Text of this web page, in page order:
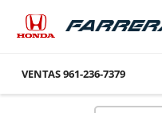
VENTAS961-236-7379